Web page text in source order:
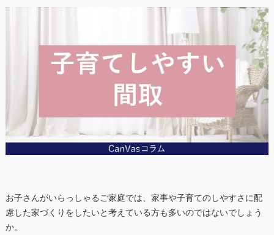
お子さんがいらっしゃるご家庭では、家事や子育てのしやすさに配
慮した家づくりをしたいと考えている方も多いのではないでしょう
か。